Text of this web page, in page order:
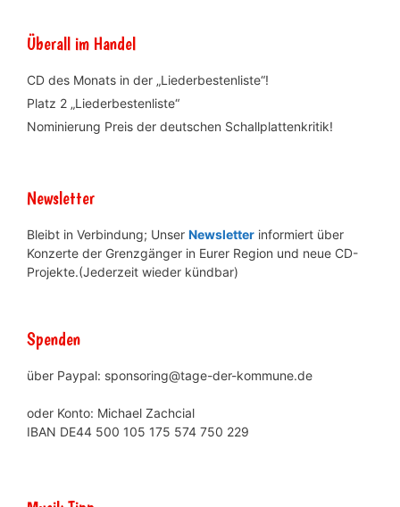
Überall im Handel
CD des Monats in der „Liederbestenliste“!
Platz 2 „Liederbestenliste“
Nominierung Preis der deutschen Schallplattenkritik!
Newsletter
Bleibt in Verbindung; Unser Newsletter informiert über
Konzerte der Grenzgänger in Eurer Region und neue CD-
Projekte.(Jederzeit wieder kündbar)
Spenden
über Paypal: sponsoring@tage-der-kommune.de
oder Konto: Michael Zachcial
IBAN DE44 500 105 175 574 750 229